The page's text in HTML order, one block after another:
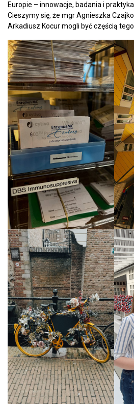
Europie – innowacje, badania i
Cieszymy się, że mgr Agnieszka
Arkadiusz Kocur mogli być częścią